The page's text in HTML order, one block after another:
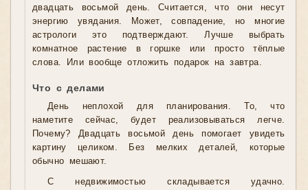
двадцать восьмой день. Считается, что они несут
энергию увядания. Может, совпадение, но многие
астрологи это подтверждают. Лучше выбрать
комнатное растение в горшке или просто тёплые
слова. Или вообще отложить подарок на завтра.
Что с делами
День неплохой для планирования. То, что
наметите сейчас, будет реализовываться легче.
Почему? Двадцать восьмой день помогает увидеть
картину целиком. Без мелких деталей, которые
обычно мешают.
С недвижимостью складывается удачно.